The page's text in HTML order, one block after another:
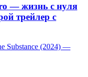
— жизнь с нуля
трейлер с
Substance (2024) —